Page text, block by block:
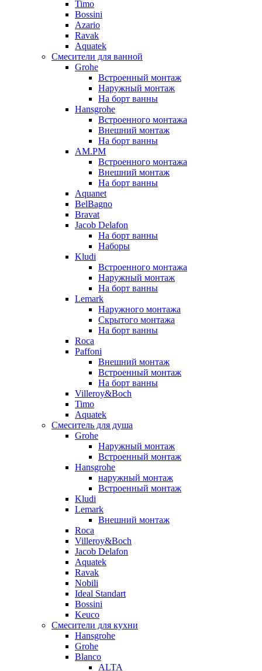
Timo
Bossini
Azario
Ravak
Aquatek
Смесители для ванной
Grohe
Встроенный монтаж
Наружный монтаж
На борт ванны
Hansgrohe
Встроенного монтажа
Внешний монтаж
На борт ванны
AM.PM
Встроенного монтажа
Внешний монтаж
На борт ванны
Aquanet
BelBagno
Bravat
Jacob Delafon
На борт ванны
Наборы
Kludi
Встроенного монтажа
Наружный монтаж
На борт ванны
Lemark
Наружного монтажа
Скрытого монтажа
На борт ванны
Roca
Paffoni
Внешний монтаж
Встроенный монтаж
На борт ванны
Villeroy&Boch
Timo
Aquatek
Смеситель для душа
Grohe
Наружный монтаж
Встроенный монтаж
Hansgrohe
наружный монтаж
Встроенный монтаж
Kludi
Lemark
Внешний монтаж
Roca
Villeroy&Boch
Jacob Delafon
Aquatek
Ravak
Nobili
Ideal Standart
Bossini
Keuco
Смесители для кухни
Hansgrohe
Grohe
Blanco
ALTA